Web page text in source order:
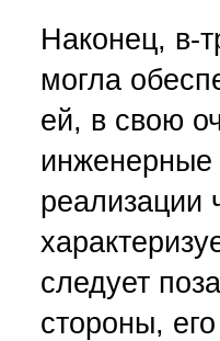
Наконец, в-
могла
ей, в свою
реализации
следует
стороны,